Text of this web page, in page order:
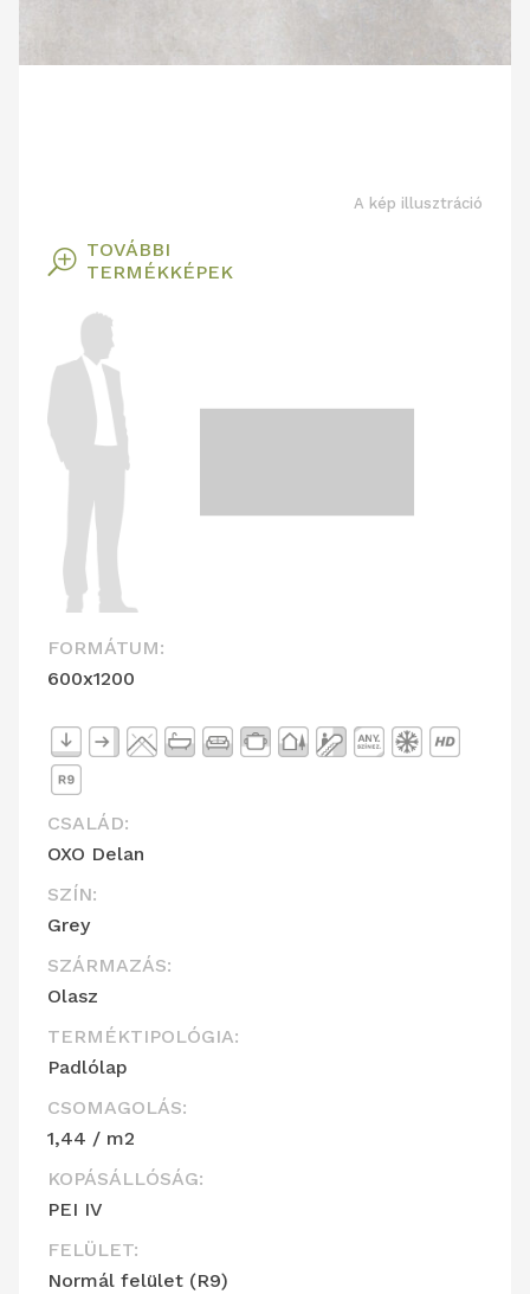
A kép illusztráció
T TOVÁBBI
TERMÉKKÉPEK
FORMÁTUM:
600x1200
CSALÁD:
OXO Delan
SZÍN:
Grey
SZÁRMAZÁS:
Olasz
TERMÉKTIPOLÓGIA:
Padlólap
CSOMAGOLÁS:
1,44 / m2
KOPÁSÁLLÓSÁG:
PEI IV
FELÜLET:
Normál felület (R9)